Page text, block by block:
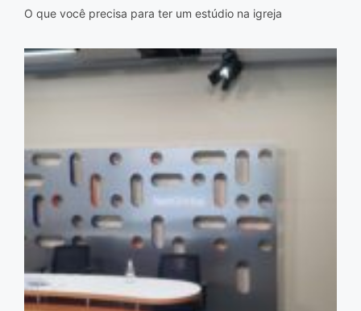
O que você precisa para ter um estúdio na igreja